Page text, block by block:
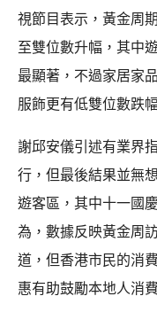
視節目表示，黃金周
至雙位數升幅，其中
最顯著，不過家居家
服飾更有低雙位數跌
謝邱安儀引述有業界
行，但最後結果並無
遊客區，其中十一國
為，數據反映黃金周
道，但香港市民的消
惠有助鼓勵本地人消